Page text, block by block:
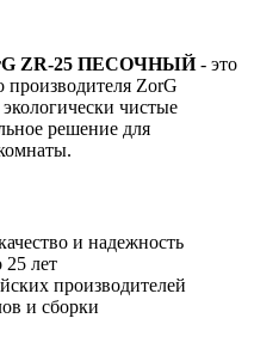
ZR-25 ПЕСОЧНЫЙ- это
производителя ZorG
чистые
решение для
и надежность
25 лет
производителей
и сборки